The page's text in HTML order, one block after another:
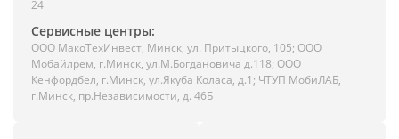
24
Сервисные центры:
ООО МакоТехИнвест, Минск, ул. Притыцкого, 105; ООО
Мобайлрем, г.Минск, ул.М.Богдановича д.118; ООО
Кенфордбел, г.Минск, ул.Якуба Коласа, д.1; ЧТУП МобиЛАБ,
г.Минск, пр.Независимости, д. 46Б